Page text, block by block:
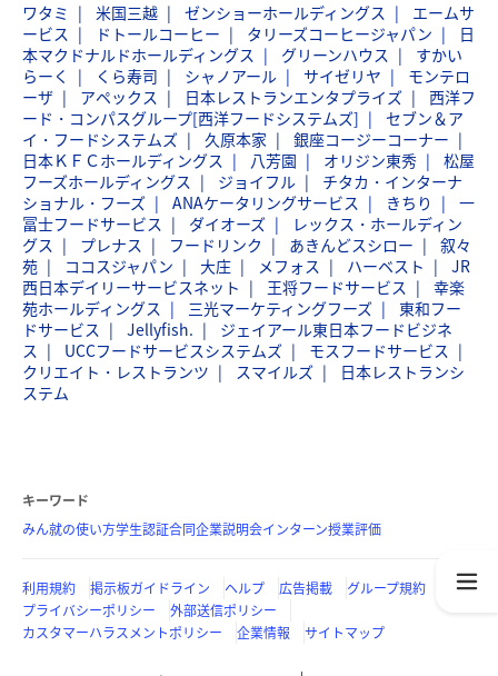
ワタミ 米国三越 ゼンショーホールディングス
エームサ
ービス
ドトールコーヒー タリーズコーヒージャパン
日
本マクドナルドホールディングス
グリーンハウス
すかい
らーく
くら寿司 シャノアール サイゼリヤ
モンテロ
ーザ
アペックス 日本レストランエンタプライズ
西洋フ
ード・コンパスグループ[西洋フードシステムズ]
セブン＆ア
イ・フードシステムズ
久原本家
銀座コージーコーナー
日本ＫＦＣホールディングス
八芳園 オリジン東秀
松屋
フーズホールディングス
ジョイフル
チタカ・インターナ
ショナル・フーズ
ANAケータリングサービス きちり
一
冨士フードサービス
ダイオーズ
レックス・ホールディン
グス
プレナス フードリンク あきんどスシロー
叙々
苑
ココスジャパン 大庄 メフォス ハーベスト
JR
西日本デイリーサービスネット
王将フードサービス
幸楽
苑ホールディングス
三光マーケティングフーズ
東和フー
ドサービス
Jellyfish.
ジェイアール東日本フードビジネ
ス
UCCフードサービスシステムズ
モスフードサービス
クリエイト・レストランツ
スマイルズ
日本レストランシ
ステム
キーワード
みん就の使い方学生認証合同企業説明会インターン授業評価
利用規約 掲示板ガイドライン ヘルプ 広告掲載
グループ規約
プライバシーポリシー
外部送信ポリシー
カスタマーハラスメントポリシー
企業情報 サイトマップ